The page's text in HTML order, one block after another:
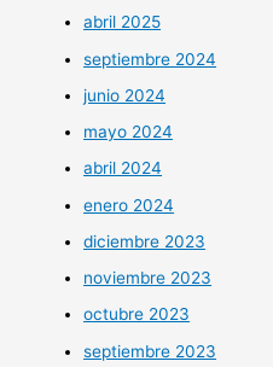
abril 2025
septiembre 2024
junio 2024
mayo 2024
abril 2024
enero 2024
diciembre 2023
noviembre 2023
octubre 2023
septiembre 2023